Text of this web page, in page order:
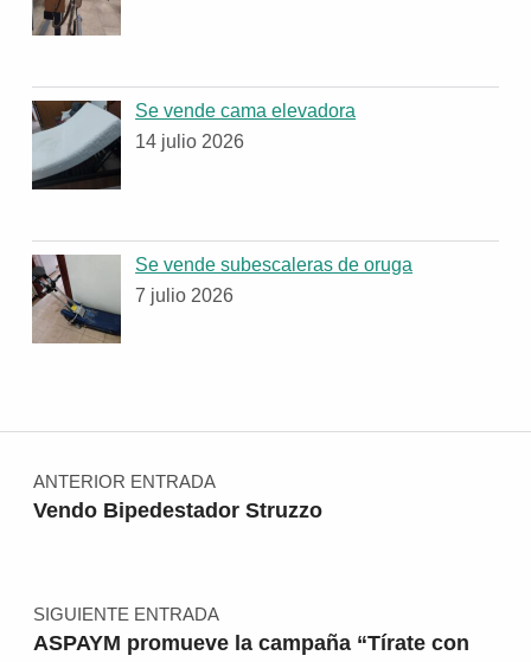
Se vende cama elevadora
14 julio 2026
Se vende subescaleras de oruga
7 julio 2026
Navegación de entradas
ANTERIOR ENTRADA
Vendo Bipedestador Struzzo
SIGUIENTE ENTRADA
ASPAYM promueve la campaña “Tírate con